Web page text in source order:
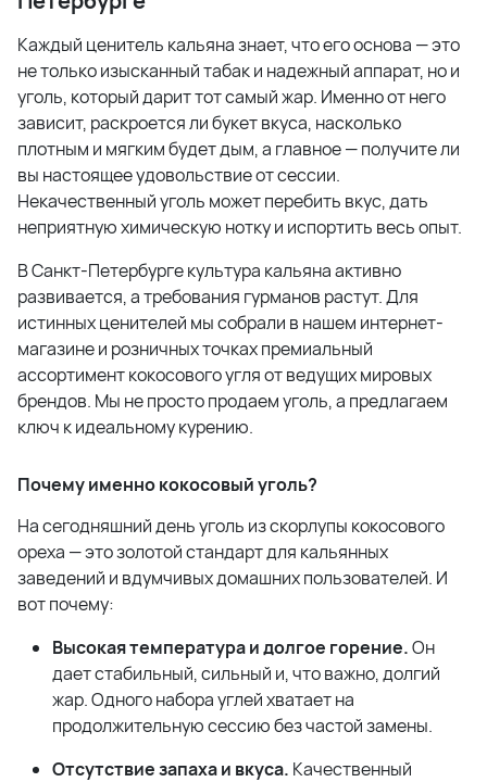
Каждый ценитель кальяна знает, что его основа — это
не только изысканный табак и надежный аппарат, но и
уголь, который дарит тот самый жар. Именно от него
зависит, раскроется ли букет вкуса, насколько
плотным и мягким будет дым, а главное — получите ли
вы настоящее удовольствие от сессии.
Некачественный уголь может перебить вкус, дать
неприятную химическую нотку и испортить весь опыт.
В Санкт-Петербурге культура кальяна активно
развивается, а требования гурманов растут. Для
истинных ценителей мы собрали в нашем интернет-
магазине и розничных точках премиальный
ассортимент кокосового угля от ведущих мировых
брендов. Мы не просто продаем уголь, а предлагаем
ключ к идеальному курению.
Почему именно кокосовый уголь?
На сегодняшний день уголь из скорлупы кокосового
ореха — это золотой стандарт для кальянных
заведений и вдумчивых домашних пользователей. И
вот почему:
Высокая температура и долгое горение.Он
дает стабильный, сильный и, что важно, долгий
жар. Одного набора углей хватает на
продолжительную сессию без частой замены.
Отсутствие запаха и вкуса. Качественный